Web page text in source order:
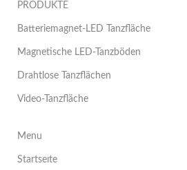
PRODUKTE
Batteriemagnet-LED Tanzfläche
Magnetische LED-Tanzböden
Drahtlose Tanzflächen
Video-Tanzfläche
Menu
Startseıte